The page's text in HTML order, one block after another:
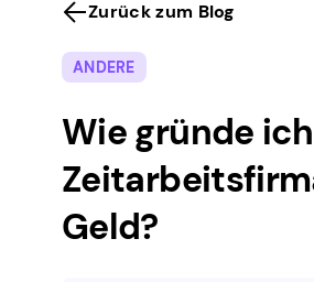
Zurück zum Blog
ANDERE
Wie gründe
Geld?